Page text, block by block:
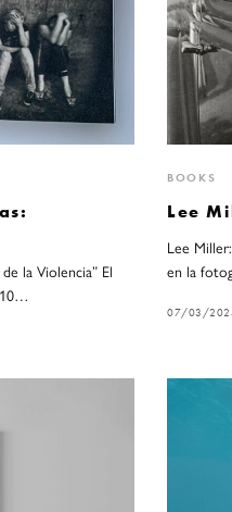
la Violencia” El
BOOKS
Lee
Lee
en la
07/03/